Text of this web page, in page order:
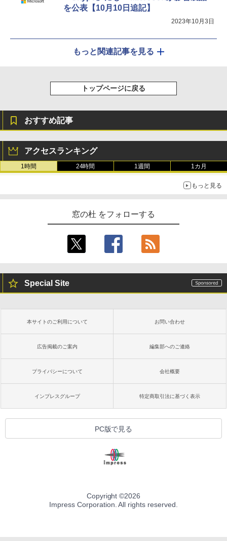
を公表【10月10日追記】
2023年10月3日
もっと関連記事を見る
トップページに戻る
おすすめ記事
アクセスランキング
1時間 24時間 1週間 1カ月
もっと見る
窓の杜 をフォローする
Special Site
本サイトのご利用について お問い合わせ
広告掲載のご案内 編集部へのご連絡
プライバシーについて 会社概要
インプレスグループ 特定商取引法に基づく表示
PC版で見る
Copyright ©2026
Impress Corporation. All rights reserved.